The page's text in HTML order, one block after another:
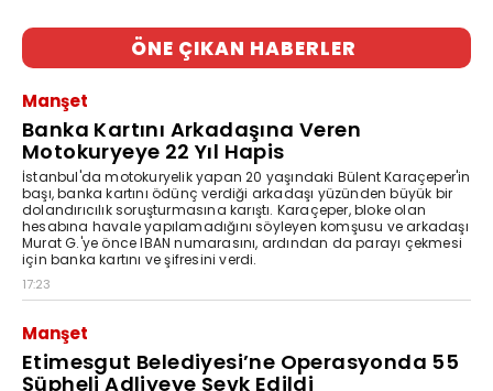
ÖNE ÇIKAN HABERLER
Manşet
Banka Kartını Arkadaşına Veren
Motokuryeye 22 Yıl Hapis
İstanbul'da motokuryelik yapan 20 yaşındaki Bülent Karaçeper'in
başı, banka kartını ödünç verdiği arkadaşı yüzünden büyük bir
dolandırıcılık soruşturmasına karıştı. Karaçeper, bloke olan
hesabına havale yapılamadığını söyleyen komşusu ve arkadaşı
Murat G.'ye önce IBAN numarasını, ardından da parayı çekmesi
için banka kartını ve şifresini verdi.
17:23
Manşet
Etimesgut Belediyesi’ne Operasyonda 55
Şüpheli Adliyeye Sevk Edildi